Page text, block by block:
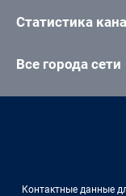
Статистика
Все города сети
Контактные данные